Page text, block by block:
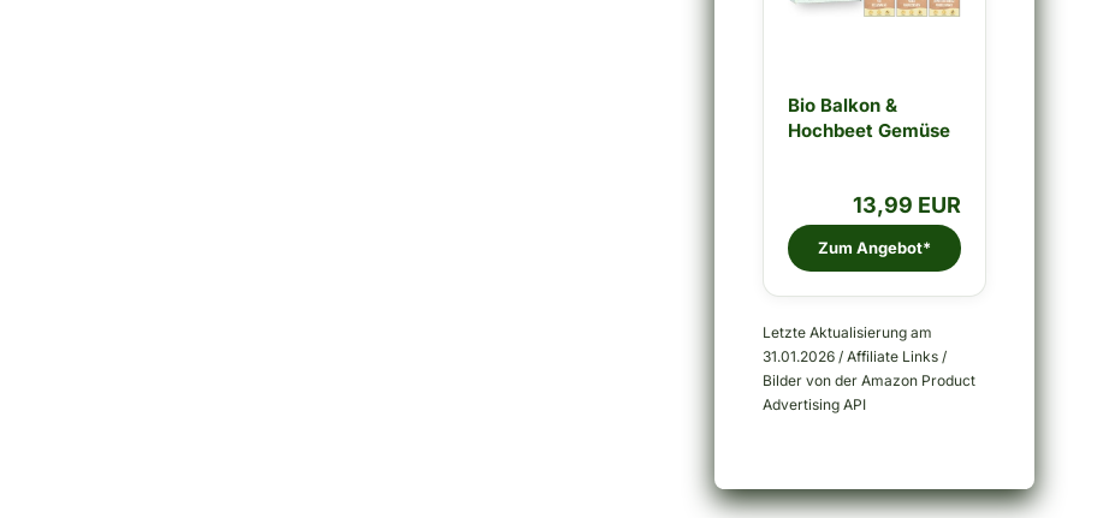
Bio Balkon &
Hochbeet Gemüse
13,99 EUR
Zum Angebot*
Letzte Aktualisierung am
31.01.2026 / Affiliate Links /
Bilder von der Amazon Product
Advertising API